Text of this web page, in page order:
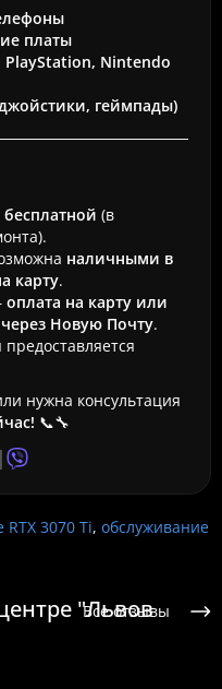
платы
PlayStation, Nintendo
геймпады)
бесплатной (в
наличными в
карту.
оплата на карту или
Новую Почту.
нужна консультация
📞🔧
|
RTX 3070 Ti, обслуживание
"Львов
Все отзывы